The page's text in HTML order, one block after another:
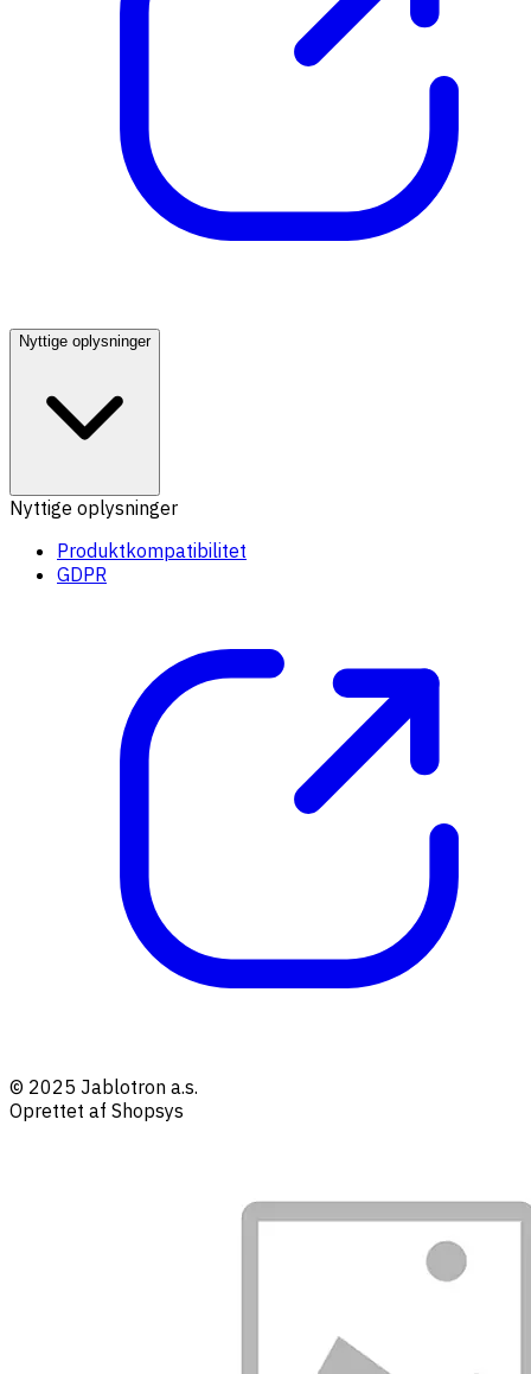
Nyttige oplysninger
Nyttige oplysninger
Produktkompatibilitet
GDPR
© 2025 Jablotron a.s.
Oprettet af Shopsys